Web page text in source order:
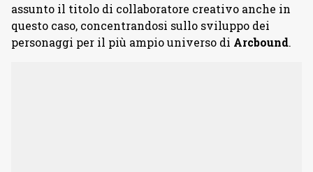
assunto il titolo di collaboratore creativo anche in
questo caso, concentrandosi sullo sviluppo dei
personaggi per il più ampio universo di Arcbound.